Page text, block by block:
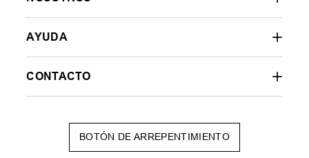
AYUDA
CONTACTO
BOTÓN DE ARREPENTIMIENTO